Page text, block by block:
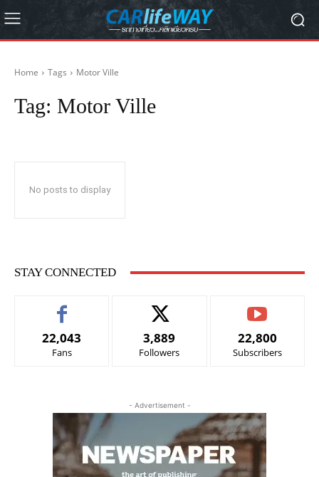
Home Tags Motor Ville
Tag: Motor Ville
No posts to display
STAY CONNECTED
22,043
Fans
3,889
Followers
22,800
Subscribers
- Advertisement -